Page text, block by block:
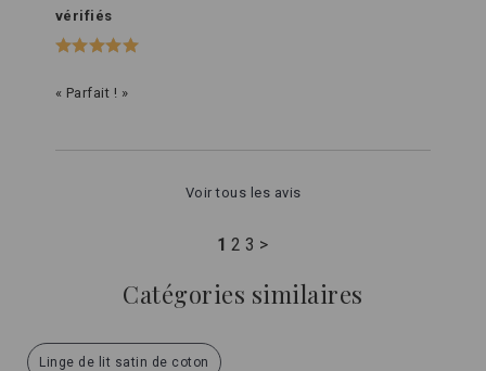
vérifiés
« Parfait ! »
Voir tous les avis
1 2 3 >
Catégories similaires
Linge de lit satin de coton